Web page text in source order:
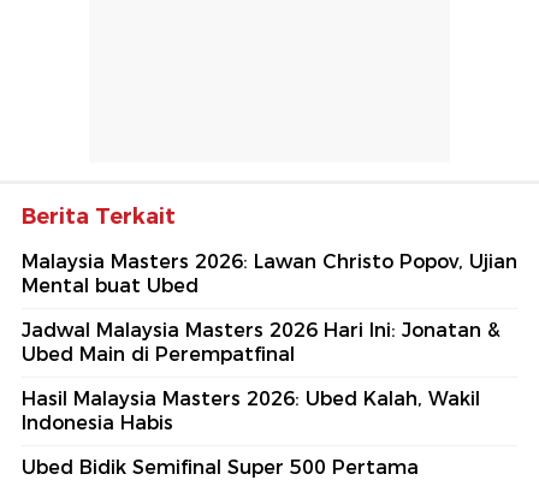
Berita Terkait
Malaysia Masters 2026: Lawan Christo Popov, Ujian
Mental buat Ubed
Jadwal Malaysia Masters 2026 Hari Ini: Jonatan &
Ubed Main di Perempatfinal
Hasil Malaysia Masters 2026: Ubed Kalah, Wakil
Indonesia Habis
Ubed Bidik Semifinal Super 500 Pertama